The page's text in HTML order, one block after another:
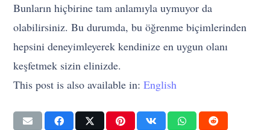
Bunların hiçbirine tam anlamıyla uymuyor da
olabilirsiniz. Bu durumda, bu öğrenme biçimlerinden
hepsini deneyimleyerek kendinize en uygun olanı
keşfetmek sizin elinizde.
This post is also available in:English